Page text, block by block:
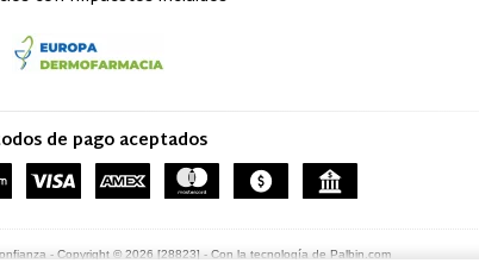
de pago aceptados
- Copyright © 2026 [28823] - Con la tecnología de Palbin.com